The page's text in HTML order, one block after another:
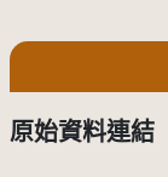
原始資料連結